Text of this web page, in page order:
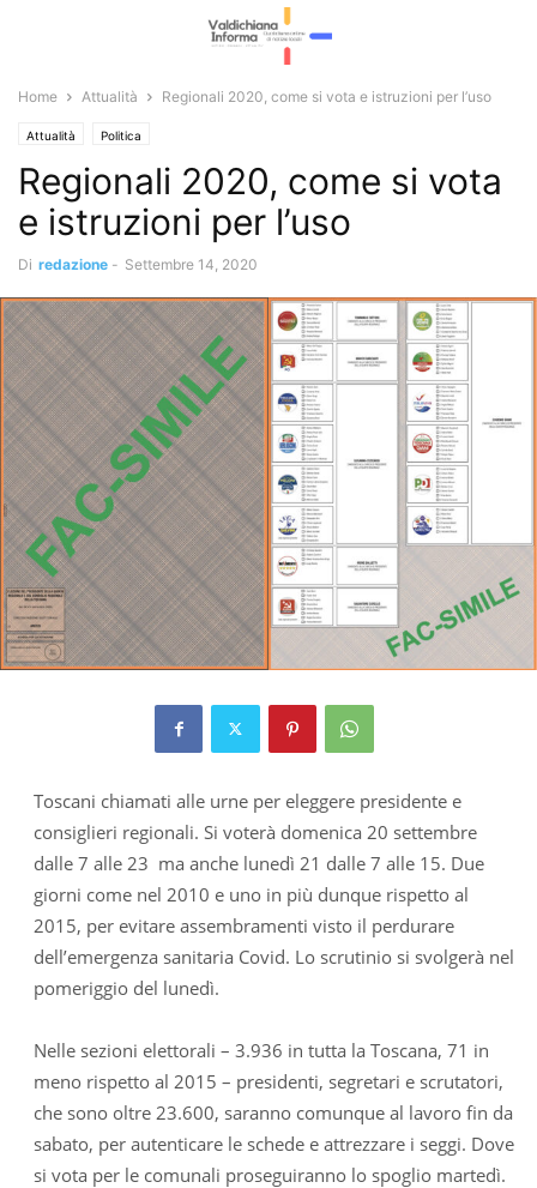
Home Attualità Regionali 2020, come si vota e istruzioni per l’uso
Attualità Politica
Regionali 2020, come si vota
e istruzioni per l’uso
Di redazione - Settembre 14, 2020
Toscani chiamati alle urne per eleggere presidente e
consiglieri regionali. Si voterà domenica 20 settembre
dalle 7 alle 23 ma anche lunedì 21 dalle 7 alle 15. Due
giorni come nel 2010 e uno in più dunque rispetto al
2015, per evitare assembramenti visto il perdurare
dell’emergenza sanitaria Covid. Lo scrutinio si svolgerà nel
pomeriggio del lunedì.
Nelle sezioni elettorali – 3.936 in tutta la Toscana, 71 in
meno rispetto al 2015 – presidenti, segretari e scrutatori,
che sono oltre 23.600, saranno comunque al lavoro fin da
sabato, per autenticare le schede e attrezzare i seggi. Dove
si vota per le comunali proseguiranno lo spoglio martedì.